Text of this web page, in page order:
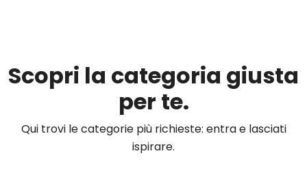
Scopri la categoria giusta
per te.
Qui trovi le categorie più richieste: entra e lasciati
ispirare.